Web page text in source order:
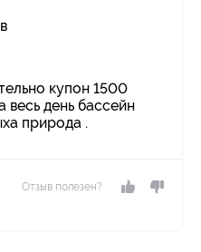
купон 1500
весь день бассейн
природа .
Отзыв полезен?